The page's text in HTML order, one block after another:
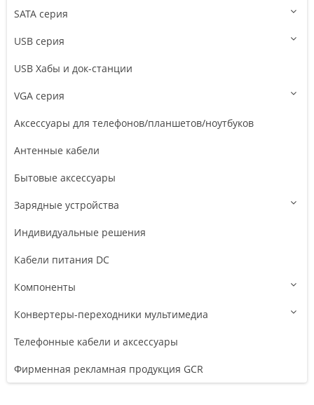
SATA серия
USB серия
USB Хабы и док-станции
VGA серия
Аксессуары для телефонов/планшетов/ноутбуков
Антенные кабели
Бытовые аксессуары
Зарядные устройства
Индивидуальные решения
Кабели питания DC
Компоненты
Конвертеры-переходники мультимедиа
Телефонные кабели и аксессуары
Фирменная рекламная продукция GCR